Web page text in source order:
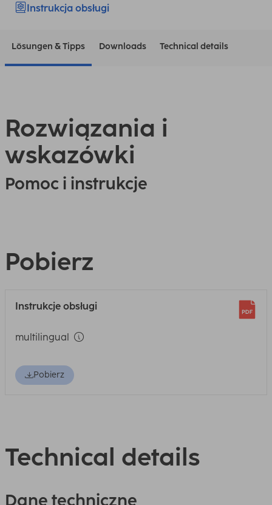
Instrukcja obsługi
Lösungen & Tipps Downloads Technical details
Rozwiązania i
wskazówki
Pomoc i instrukcje
Pobierz
Instrukcje obsługi
multilingual
Pobierz
Technical details
Dane techniczne